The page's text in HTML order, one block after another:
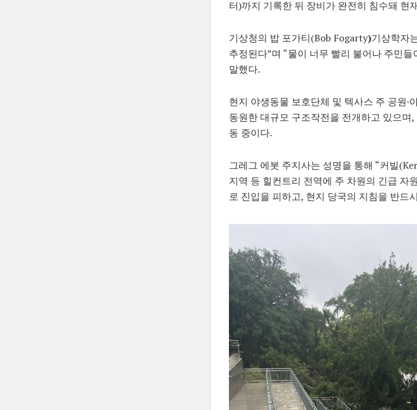
터)까지 기록한 뒤 장비가 완전히 침수돼 현
기상청의 밥 포가티(Bob Fogarty)기상학자
추정된다”며 “물이 너무 빨리 불어나 주민
말했다.
현지 야생동물 보호단체 및 텍사스 주 공원·
동원한 대규모 구조작전을 전개하고 있으며
동 중이다.
그레그 에봇 주지사는 성명을 통해 “커빌
지역 등 힐컨트리 전역에 주 차원의 긴급 자
로 진입을 피하고, 현지 당국의 지침을 반드